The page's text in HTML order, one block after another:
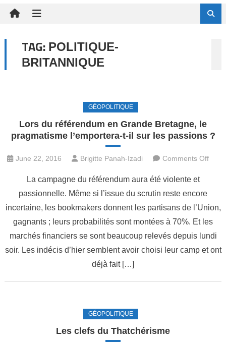
TAG: POLITIQUE-
BRITANNIQUE
GÉOPOLITIQUE
Lors du référendum en Grande Bretagne, le
pragmatisme l’emportera-t-il sur les passions ?
June 22, 2016 Brigitte Panah-Izadi Comments Offon
en
t-
La campagne du référendum aura été violente et
passionnelle. Même si l’issue du scrutin reste encore
incertaine, les bookmakers donnent les partisans de l’Union,
gagnants ; leurs probabilités sont montées à 70%. Et les
marchés financiers se sont beaucoup relevés depuis lundi
soir. Les indécis d’hier semblent avoir choisi leur camp et ont
déjà fait […]
GÉOPOLITIQUE
Les clefs du Thatchérisme